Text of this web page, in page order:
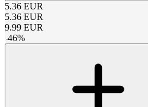
5.36 EUR
5.36 EUR
9.99 EUR
-46%